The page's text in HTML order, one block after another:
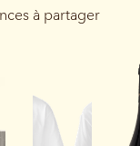
à partager